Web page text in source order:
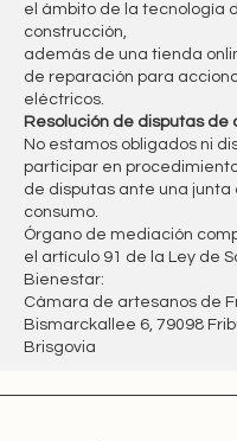
el ámbito de la tecnología
construcción,
además de una tienda
de reparación para
eléctricos.
Resolución de disputas de
No estamos obligados ni
participar en
de disputas ante una junta
consumo.
Órgano de mediación
el artículo 91 de la Ley de
Bienestar:
Cámara de artesanos de
Bismarckallee 6, 79098
Brisgovia